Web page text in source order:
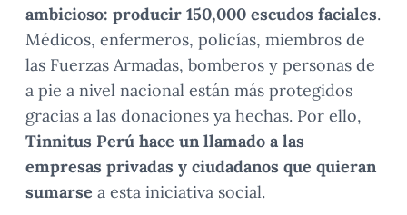
ambicioso: producir 150,000 escudos faciales.
Médicos, enfermeros, policías, miembros de
las Fuerzas Armadas, bomberos y personas de
a pie a nivel nacional están más protegidos
gracias a las donaciones ya hechas. Por ello,
Tinnitus Perú hace un llamado a las
empresas privadas y ciudadanos que quieran
sumarse a esta iniciativa social.